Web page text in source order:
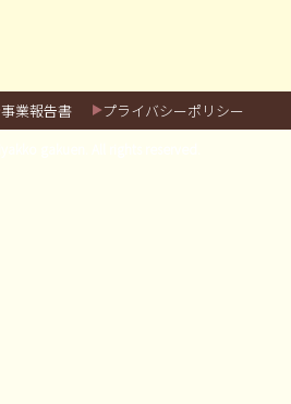
事業報告書 プライバシーポリシー